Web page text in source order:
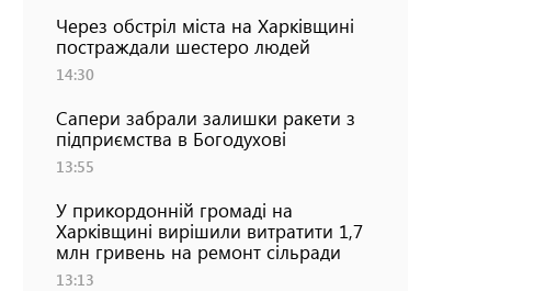
Через обстріл міста на Харківщині
постраждали шестеро людей
14:30
Сапери забрали залишки ракети з
підприємства в Богодухові
13:55
У прикордонній громаді на
Харківщині вирішили витратити 1,7
млн гривень на ремонт сільради
13:13